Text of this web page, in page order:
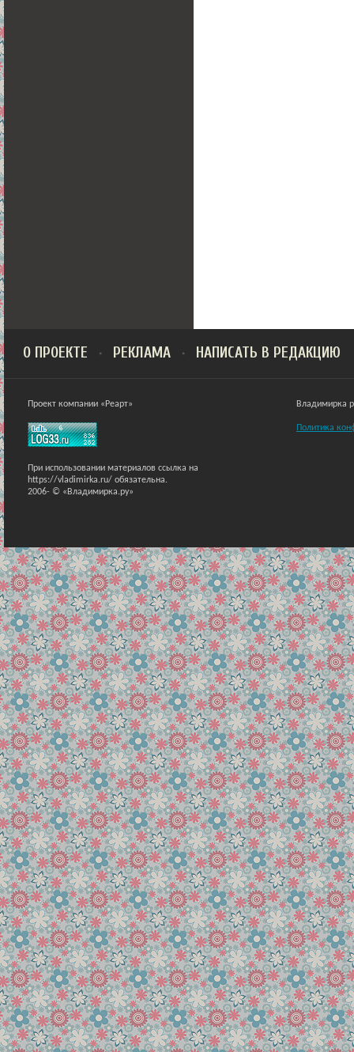
О ПРОЕКТЕ РЕКЛАМА НАПИСАТЬ В РЕДАКЦИЮ
Проект компании «Реарт»
При использовании материалов ссылка на
https://vladimirka.ru/ обязательна.
2006- © «Владимирка.ру»
Владимирка
Политика